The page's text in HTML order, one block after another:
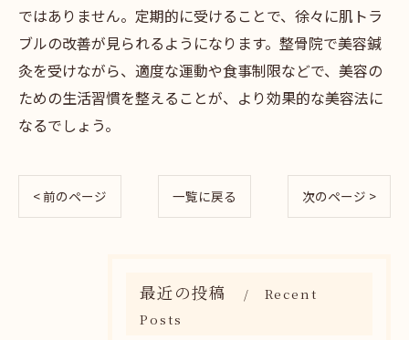
ではありません。定期的に受けることで、徐々に肌トラ
ブルの改善が見られるようになります。整骨院で美容鍼
灸を受けながら、適度な運動や食事制限などで、美容の
ための生活習慣を整えることが、より効果的な美容法に
なるでしょう。
< 前のページ 一覧に戻る 次のページ >
最近の投稿
Recent
Posts